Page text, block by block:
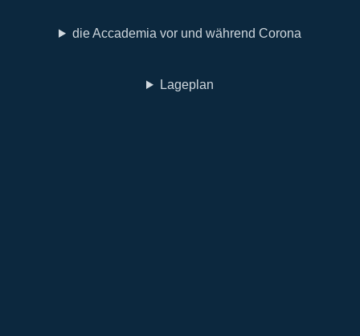
die Accademia vor und während Corona
Lageplan